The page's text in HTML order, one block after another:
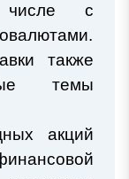
числе с
также
темы
акций